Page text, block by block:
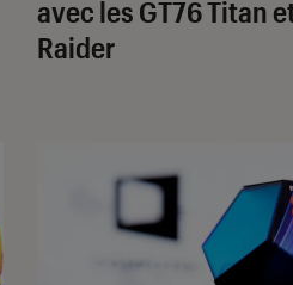
avec les GT76 Titan
Raider